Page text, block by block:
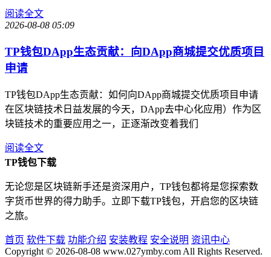
阅读全文
2026-08-08 05:09
TP钱包DApp生态贡献：向DApp商城提交优质项目
申请
TP钱包DApp生态贡献：如何向DApp商城提交优质项目申请
在区块链技术日益发展的今天，DApp去中心化应用）作为区
块链技术的重要应用之一，正逐渐改变着我们
阅读全文
TP钱包下载
无论您是区块链新手还是资深用户，TP钱包都将是您探索数
字货币世界的得力助手。立即下载TP钱包，开启您的区块链
之旅。
首页 软件下载 功能介绍 安装教程 安全说明 资讯中心
Copyright © 2026-08-08 www.027ymby.com All Rights Reserved.